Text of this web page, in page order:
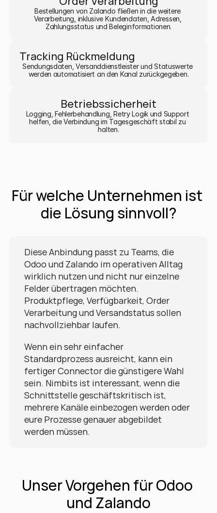
Bestellungen von Zalando fließen in die weitere
Verarbeitung, inklusive Kundendaten, Adressen,
Zahlungsstatus und Beleginformationen.
Tracking Rückmeldung
Sendungsdaten, Versanddienstleister und Statuswerte
werden automatisiert an den Kanal zurückgegeben.
Betriebssicherheit
Logging, Fehlerbehandlung, Retry Logik und Support
helfen, die Verbindung im Tagesgeschäft stabil zu
halten.
Für welche Unternehmen ist
die Lösung sinnvoll?
Diese Anbindung passt zu Teams, die
Odoo und Zalando im operativen Alltag
wirklich nutzen und nicht nur einzelne
Felder übertragen möchten.
Produktpflege, Verfügbarkeit, Order
Verarbeitung und Versandstatus sollen
nachvollziehbar laufen.
Wenn ein sehr einfacher
Standardprozess ausreicht, kann ein
fertiger Connector die günstigere Wahl
sein. Nimbits ist interessant, wenn die
Schnittstelle geschäftskritisch ist,
mehrere Kanäle einbezogen werden oder
eure Prozesse genauer abgebildet
werden müssen.
Unser Vorgehen für Odoo
und Zalando